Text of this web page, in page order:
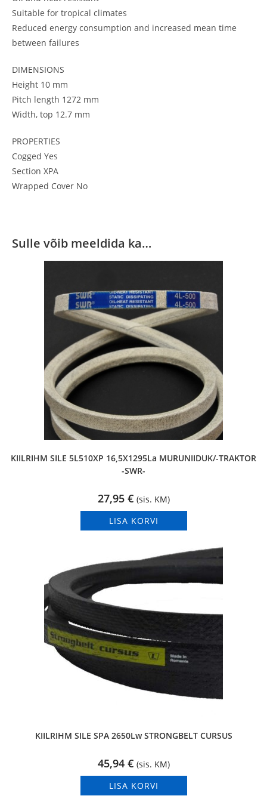
Suitable for tropical climates
Reduced energy consumption and increased mean time
between failures
DIMENSIONS
Height 10 mm
Pitch length 1272 mm
Width, top 12.7 mm
PROPERTIES
Cogged Yes
Section XPA
Wrapped Cover No
Sulle võib meeldida ka…
KIILRIHM SILE 5L510XP 16,5X1295La MURUNIIDUK/-TRAKTOR
-SWR-
27,95 € (sis. KM)
LISA KORVI
KIILRIHM SILE SPA 2650Lw STRONGBELT CURSUS
45,94 € (sis. KM)
LISA KORVI